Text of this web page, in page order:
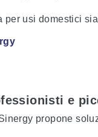
per usi domestici
e
propone